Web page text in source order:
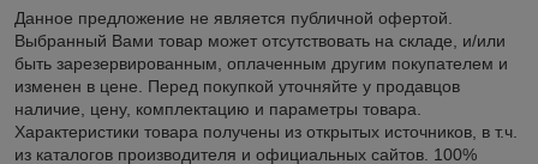
Данное предложение не является публичной офертой.
Выбранный Вами товар может отсутствовать на складе, и/или
быть зарезервированным, оплаченным другим покупателем и
изменен в цене. Перед покупкой уточняйте у продавцов
наличие, цену, комплектацию и параметры товара.
Характеристики товара получены из открытых источников, в т.ч.
из каталогов производителя и официальных сайтов. 100%